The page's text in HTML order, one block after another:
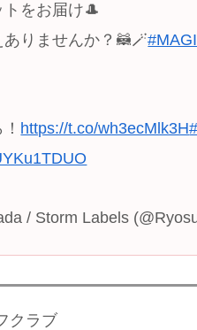
をお届け🎩
りませんか？🦝🪄
https://t.co/wh3ecMlk3H
/ Storm Labels
クラブ